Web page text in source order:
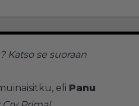
Katso se suoraan
eli Panu